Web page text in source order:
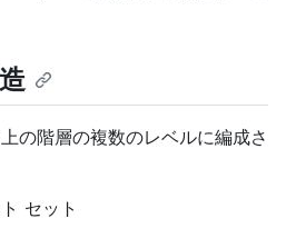
の階層の複数のレベルに編成さ
セット